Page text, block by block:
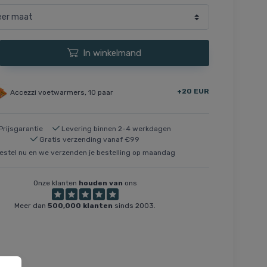
In winkelmand
Accezzi voetwarmers, 10 paar +20 EUR
Levering binnen 2-4 werkdagen
Gratis verzending vanaf €99
nu en we verzenden je bestelling op maandag
Onze klanten houden van ons
Meer dan500,000 klanten sinds 2003.